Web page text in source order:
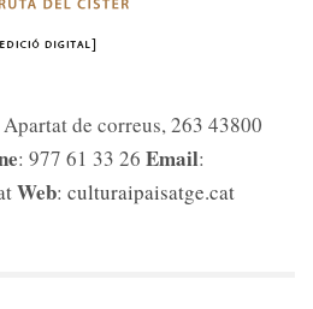
de correus, 263 43800
: 977 61 33 26 Email:
Web: culturaipaisatge.cat